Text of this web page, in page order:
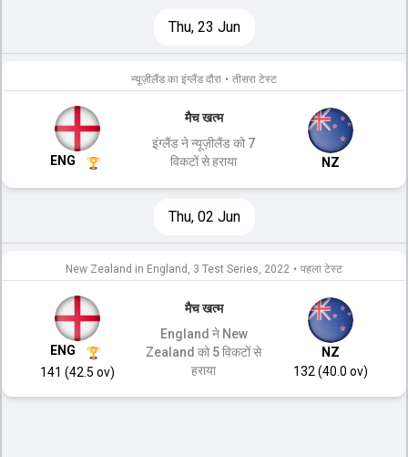
Thu, 23 Jun
न्यूज़ीलैंड का इंग्लैंड दौरा • तीसरा टेस्ट
ENG
मैच खत्म
इंग्लैंड ने न्यूज़ीलैंड को 7
विकटों से हराया
NZ
Thu, 02 Jun
New Zealand in England, 3 Test Series, 2022 • पहला टेस्ट
ENG
141 (42.5 ov)
मैच खत्म
England ने New
Zealand को 5 विकटों से
हराया
NZ
132 (40.0 ov)